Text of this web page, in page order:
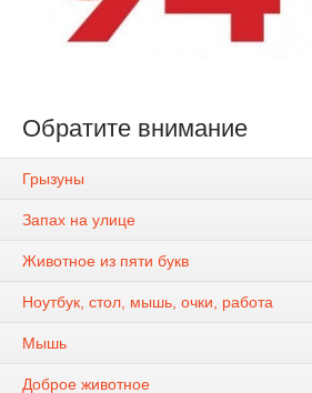
Обратите внимание
Грызуны
Запах на улице
Животное из пяти букв
Ноутбук, стол, мышь, очки, работа
Мышь
Доброе животное